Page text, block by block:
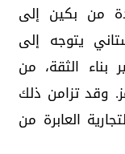
من بكين إلى
يتوجه إلى
بناء الثقة، من
وقد تزامن ذلك
العابرة من